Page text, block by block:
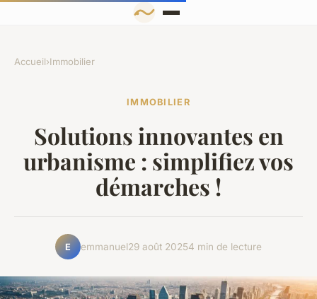
Accueil›Immobilier
IMMOBILIER
Solutions innovantes en
urbanisme : simplifiez vos
démarches !
E emmanuel29 août 20254 min de lecture